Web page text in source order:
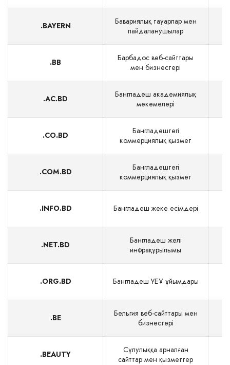
.BAYERN
Бавариялық тауарлар мен
пайдаланушылар
.BB
Барбадос веб-сайттары
мен бизнестері
.AC.BD
Бангладеш академиялық
мекемелері
.CO.BD
Бангладештегі
коммерциялық қызмет
.COM.BD
Бангладештегі
коммерциялық қызмет
.INFO.BD Бангладеш жеке есімдері
.NET.BD
Бангладеш желі
инфрақұрылымы
.ORG.BD Бангладеш ҮЕҰ ұйымдары
.BE
Бельгия веб-сайттары мен
бизнестері
.BEAUTY
Сұлулыққа арналған
сайттар мен қызметтер